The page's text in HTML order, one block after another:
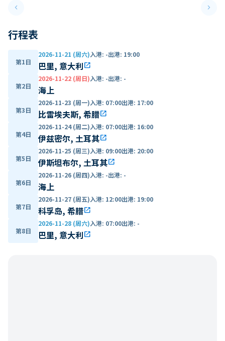
keyboard_arrow_leftPrevious slide keyboard_arrow_right
行程表
第1日
2026-11-21 (周六)入港: -出港: 19:00
巴里, 意大利open_in_new
第2日
2026-11-22 (周日)入港: -出港: -
海上
第3日
2026-11-23 (周一)入港: 07:00出港: 17:00
比雷埃夫斯, 希腊open_in_new
第4日
2026-11-24 (周二)入港: 07:00出港: 16:00
伊兹密尔, 土耳其open_in_new
第5日
2026-11-25 (周三)入港: 09:00出港: 20:00
伊斯坦布尔, 土耳其open_in_new
第6日
2026-11-26 (周四)入港: -出港: -
海上
第7日
2026-11-27 (周五)入港: 12:00出港: 19:00
科孚岛, 希腊open_in_new
第8日
2026-11-28 (周六)入港: 07:00出港: -
巴里, 意大利open_in_new